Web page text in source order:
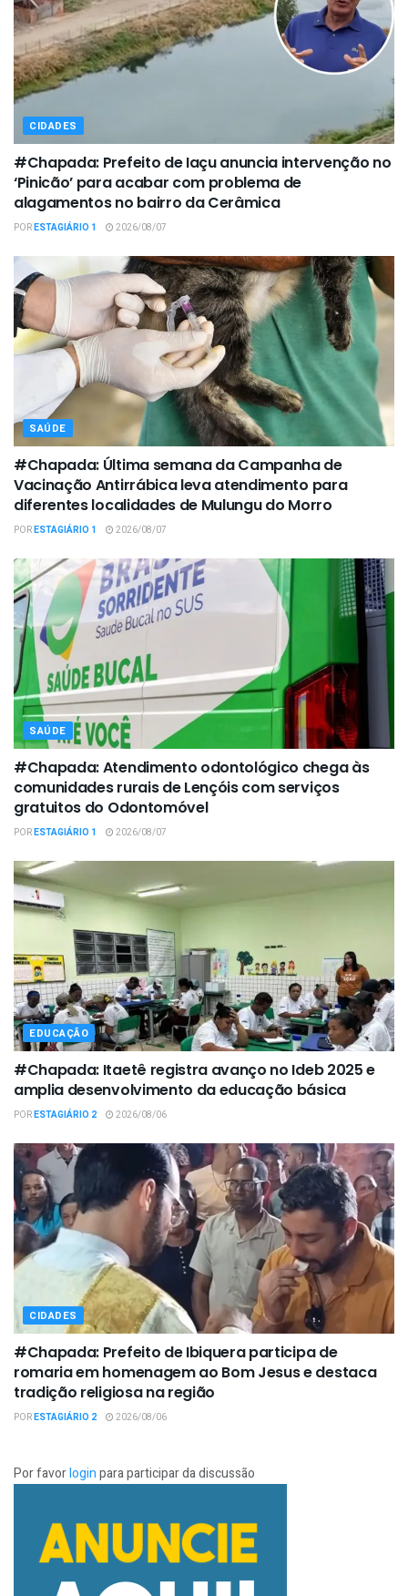
CIDADES
#Chapada: Prefeito de Iaçu anuncia intervenção no
‘Pinicão’ para acabar com problema de
alagamentos no bairro da Cerâmica
PORESTAGIÁRIO 1 2026/08/07
SAÚDE
#Chapada: Última semana da Campanha de
Vacinação Antirrábica leva atendimento para
diferentes localidades de Mulungu do Morro
PORESTAGIÁRIO 1 2026/08/07
SAÚDE
#Chapada: Atendimento odontológico chega às
comunidades rurais de Lençóis com serviços
gratuitos do Odontomóvel
PORESTAGIÁRIO 1 2026/08/07
EDUCAÇÃO
#Chapada: Itaetê registra avanço no Ideb 2025 e
amplia desenvolvimento da educação básica
PORESTAGIÁRIO 2 2026/08/06
CIDADES
#Chapada: Prefeito de Ibiquera participa de
romaria em homenagem ao Bom Jesus e destaca
tradição religiosa na região
PORESTAGIÁRIO 2 2026/08/06
Por favorloginpara participar da discussão